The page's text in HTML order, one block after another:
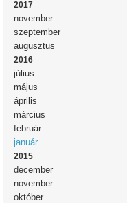
2017
november
szeptember
augusztus
2016
július
május
április
március
február
január
2015
december
november
október